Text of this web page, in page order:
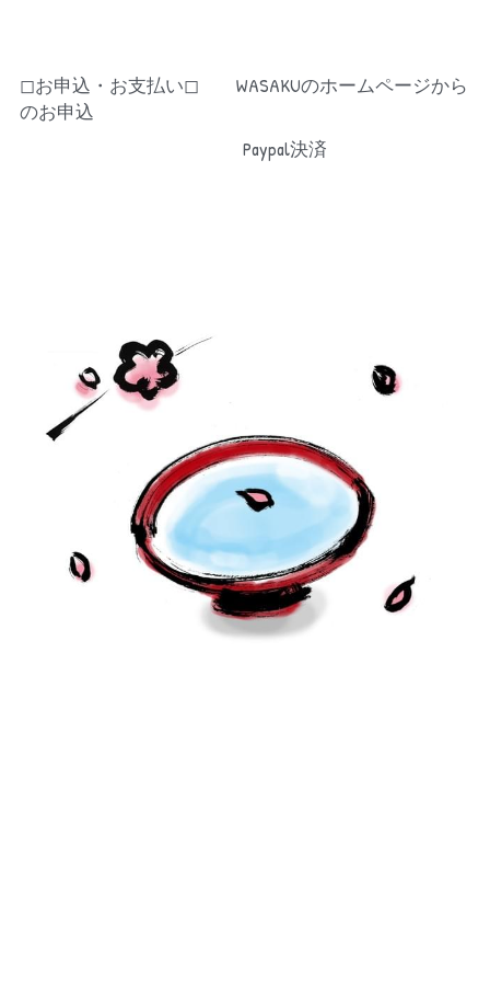
◻︎お申込・お支払い◻︎　　WASAKUのホームページから
のお申込
Paypal決済